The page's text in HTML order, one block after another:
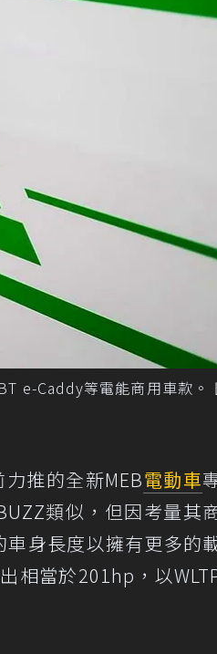
e-Caddy等電能商用車款。
推的全新MEB電動車
類似，但因考量其
身長度以擁有更多的
相當於201hp，以